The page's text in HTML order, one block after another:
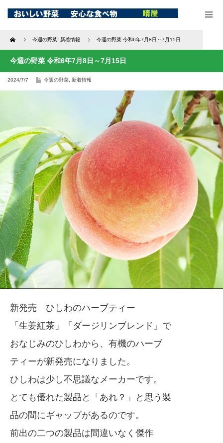
Home 今週の野菜 新着情報 今週の野菜 令和6年7月8日～7月15日
今週の野菜 令和6年7月8日～7月15日
2024/7/7 今週の野菜 新着情報
新発売 ひしわのハーブティー
「生姜紅茶」「ダージリンブレンド」で
おなじみのひしわから、有機のハーブ
ティーが新発売になりました。
ひしわは少し不思議なメーカーです。
とても優れた製品と「あれ？」と思う製
品の間にギャップがあるのです。
前出の二つの製品は間違いなく傑作